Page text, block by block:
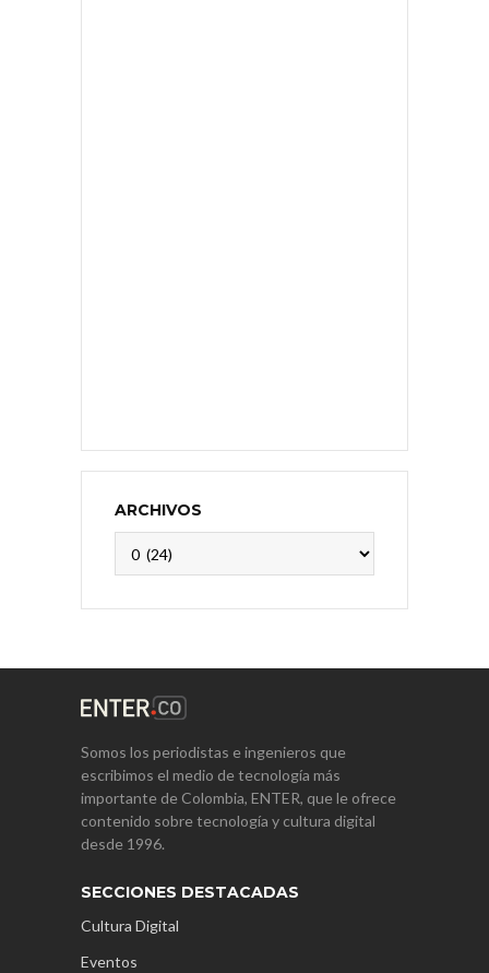
ARCHIVOS
Somos los periodistas e ingenieros que
escribimos el medio de tecnología más
importante de Colombia, ENTER, que le ofrece
contenido sobre tecnología y cultura digital
desde 1996.
SECCIONES DESTACADAS
Cultura Digital
Eventos